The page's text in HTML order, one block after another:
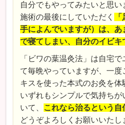
自分でもやってみたいと思い
施術の最後にしていただく
手によんでいますが）は、
で寝てしまい、自分のイビキ
「ビワの葉温灸法」は自宅
て毎晩やっていますが、一度
キスを使った本式のお灸を体
いずれもシンプルで気持ちが
いて、
これなら治るという自
どうぞよろしくお願いいたし